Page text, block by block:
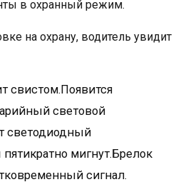
в охранный режим.
на охрану, водитель увидит
свистом.Появится
световой
светодиодный
мигнут.Брелок
сигнал.